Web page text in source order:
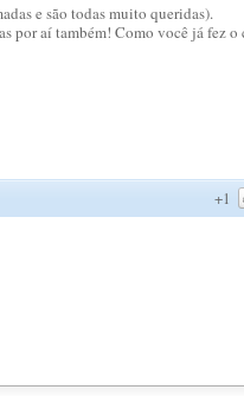
e são todas muito queridas).
por aí também! Como você já fez o
+1